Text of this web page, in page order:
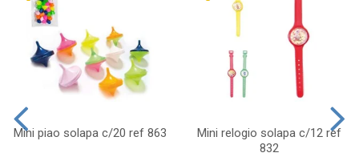
Mini piao solapa c/20 ref 863
Mini relogio solapa c/12 ref
832